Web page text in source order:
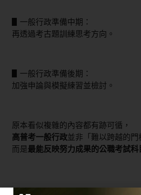
▋一般行政準備中期：
再透過考古題訓練思考方向。
▋一般行政準備後期：
加強申論與模擬練習並檢討。
原本看似複雜的內容都有跡可循，
高普考一般行政並非「難以跨越的門
而是最能反映努力成果的公職考試科